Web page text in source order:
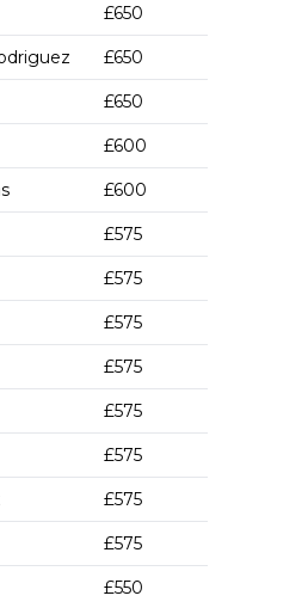
£650
£650
£650
£600
£600
£575
£575
£575
£575
£575
£575
£575
£575
£550